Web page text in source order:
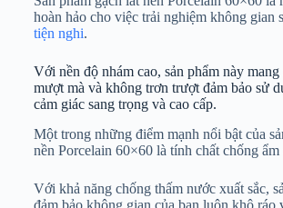
hoàn hảo cho việc trải nghiệm không gian
tiện nghi.
Với nền độ nhám cao, sản phẩm này mang
mượt mà và không trơn trượt đảm bảo sử
cảm giác sang trọng và cao cấp.
Một trong những điểm mạnh nổi bật của
nền Porcelain 60×60 là tính chất chống ẩm
Với khả năng chống thấm nước xuất sắc,
đảm bảo không gian của bạn luôn khô ráo